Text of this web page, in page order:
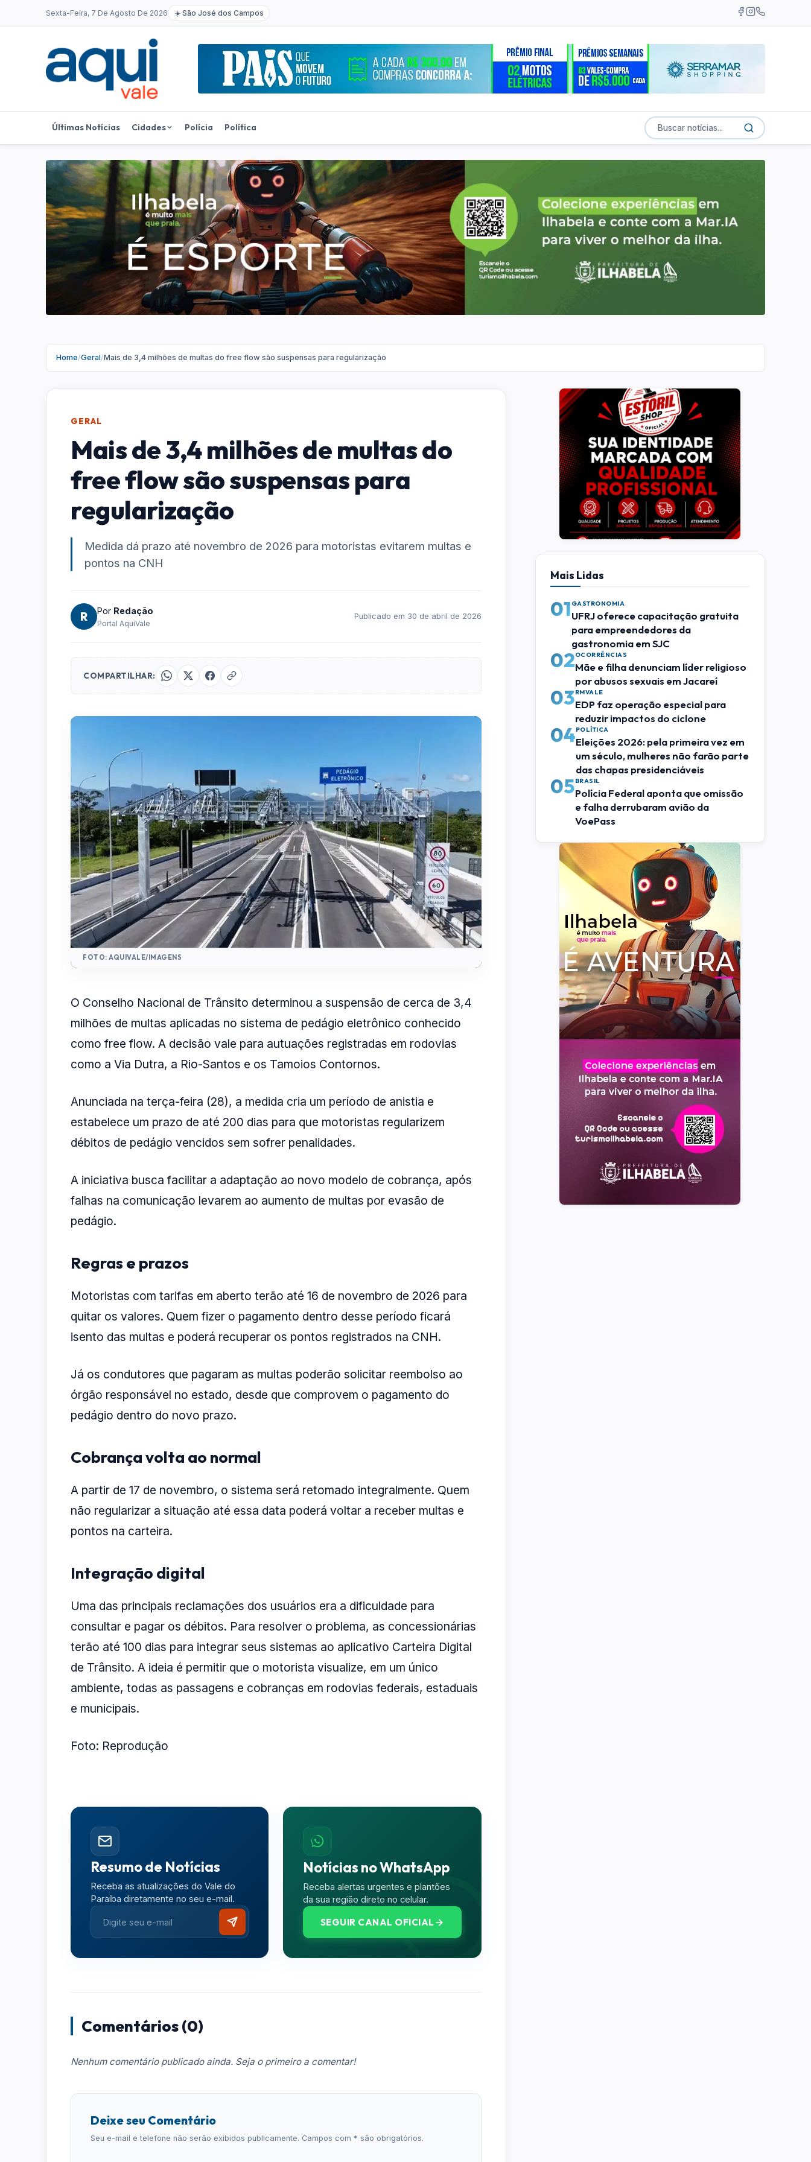
Sexta-Feira, 7 De Agosto De 2026 ☀️ São José dos Campos
Últimas Notícias Cidades Polícia Política
Home/Geral/Mais de 3,4 milhões de multas do free flow são suspensas para regularização
GERAL
Mais de 3,4 milhões de multas do
free flow são suspensas para
regularização
Medida dá prazo até novembro de 2026 para motoristas evitarem multas e
pontos na CNH
R Por Redação
Portal AquiVale
Publicado em 30 de abril de 2026
COMPARTILHAR:
FOTO: AQUIVALE/IMAGENS
O Conselho Nacional de Trânsito determinou a suspensão de cerca de 3,4
milhões de multas aplicadas no sistema de pedágio eletrônico conhecido
como free flow. A decisão vale para autuações registradas em rodovias
como a Via Dutra, a Rio-Santos e os Tamoios Contornos.
Anunciada na terça-feira (28), a medida cria um período de anistia e
estabelece um prazo de até 200 dias para que motoristas regularizem
débitos de pedágio vencidos sem sofrer penalidades.
A iniciativa busca facilitar a adaptação ao novo modelo de cobrança, após
falhas na comunicação levarem ao aumento de multas por evasão de
pedágio.
Regras e prazos
Motoristas com tarifas em aberto terão até 16 de novembro de 2026 para
quitar os valores. Quem fizer o pagamento dentro desse período ficará
isento das multas e poderá recuperar os pontos registrados na CNH.
Já os condutores que pagaram as multas poderão solicitar reembolso ao
órgão responsável no estado, desde que comprovem o pagamento do
pedágio dentro do novo prazo.
Cobrança volta ao normal
A partir de 17 de novembro, o sistema será retomado integralmente. Quem
não regularizar a situação até essa data poderá voltar a receber multas e
pontos na carteira.
Integração digital
Uma das principais reclamações dos usuários era a dificuldade para
consultar e pagar os débitos. Para resolver o problema, as concessionárias
terão até 100 dias para integrar seus sistemas ao aplicativo Carteira Digital
de Trânsito. A ideia é permitir que o motorista visualize, em um único
ambiente, todas as passagens e cobranças em rodovias federais, estaduais
e municipais.
Foto: Reprodução
Resumo de Notícias
Receba as atualizações do Vale do
Paraíba diretamente no seu e-mail.
Notícias no WhatsApp
Receba alertas urgentes e plantões
da sua região direto no celular.
SEGUIR CANAL OFICIAL
Comentários (0)
Nenhum comentário publicado ainda. Seja o primeiro a comentar!
Deixe seu Comentário
Seu e-mail e telefone não serão exibidos publicamente. Campos com * são obrigatórios.
Mais Lidas
01 GASTRONOMIA
UFRJ oferece capacitação gratuita
para empreendedores da
gastronomia em SJC
02OCORRÊNCIAS
Mãe e filha denunciam líder religioso
por abusos sexuais em Jacareí
03RMVALE
EDP faz operação especial para
reduzir impactos do ciclone
04POLÍTICA
Eleições 2026: pela primeira vez em
um século, mulheres não farão parte
das chapas presidenciáveis
05BRASIL
Polícia Federal aponta que omissão
e falha derrubaram avião da
VoePass